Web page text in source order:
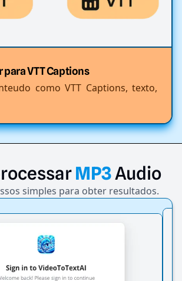
para VTT Captions
como VTT Captions, texto,
MP3Audio
simples para obter resultados.